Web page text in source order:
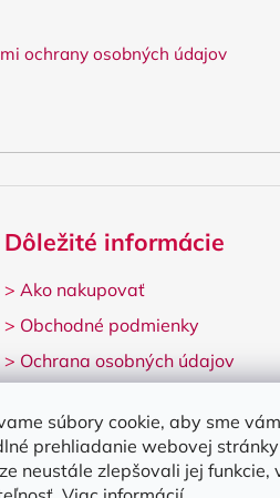
súbory cookie, aby sme
prehliadanie webovej
neustále zlepšovali jej funkcie,
ochrany osobných údajov
Dôležité informácie
> Ako nakupovať
> Obchodné podmienky
> Ochrana osobných údajov